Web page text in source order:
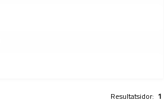
Resultatsidor: 1